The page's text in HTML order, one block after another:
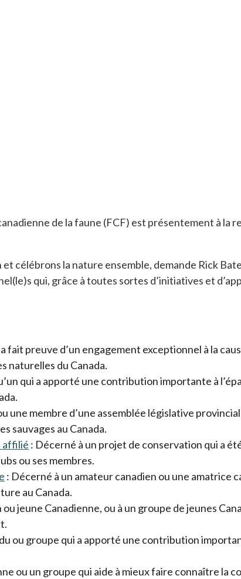
de la faune (FCF) est présentement à la
célébrons la nature ensemble, demande Rick
qui, grâce à toutes sortes d’initiatives et
fait preuve d’un engagement exceptionnel à la
naturelles du Canada.
onglet
qui a apporté une contribution importante à
nouvel onglet
une membre d’une assemblée législative
sauvages au Canada.
affilié s’ouvre dans un nouvel onglet
: Décerné à un projet de conservation qui a
ou ses membres.
s’ouvre dans un nouvel onglet
: Décerné à un amateur canadien ou une amatrice
au Canada.
jeune Canadienne, ou à un groupe de jeunes
onglet
ou groupe qui a apporté une contribution
ou un groupe qui aide à mieux faire connaître la